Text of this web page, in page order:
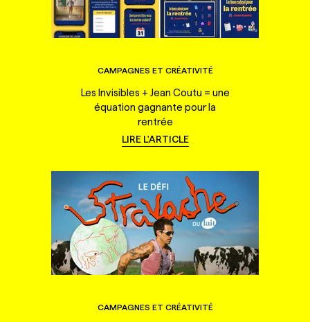
CAMPAGNES ET CRÉATIVITÉ
Les Invisibles + Jean Coutu = une
équation gagnante pour la
rentrée
LIRE L'ARTICLE
CAMPAGNES ET CRÉATIVITÉ